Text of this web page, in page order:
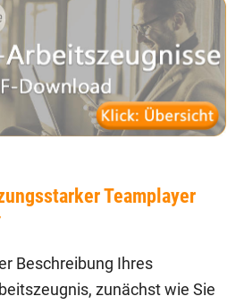
Teamplayer
Beschreibung Ihres
zunächst wie Sie